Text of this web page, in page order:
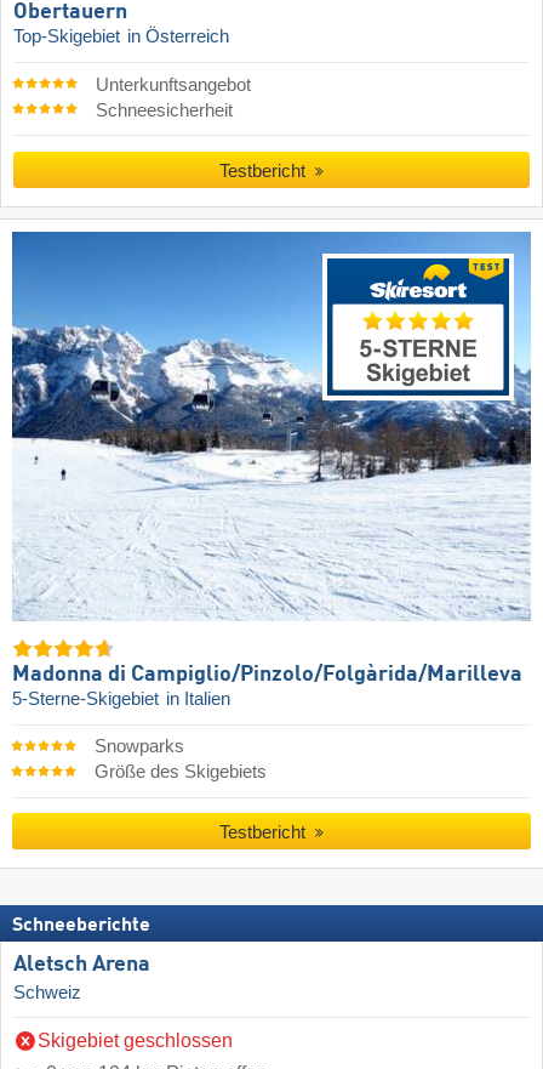
Obertauern
Top-Skigebiet in Österreich
Unterkunftsangebot
Schneesicherheit
Testbericht
Madonna di Campiglio/​Pinzolo/​Folgàrida/​Marilleva
5-Sterne-Skigebiet in Italien
Snowparks
Größe des Skigebiets
Testbericht
Schneeberichte
Aletsch Arena
Schweiz
Skigebiet geschlossen